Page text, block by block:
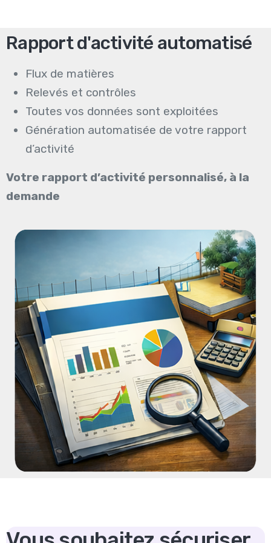
Rapport d'activité automatisé
Flux de matières
Relevés et contrôles
Toutes vos données sont exploitées
Génération automatisée de votre rapport
d’activité
Votre rapport d’activité personnalisé, à la
demande